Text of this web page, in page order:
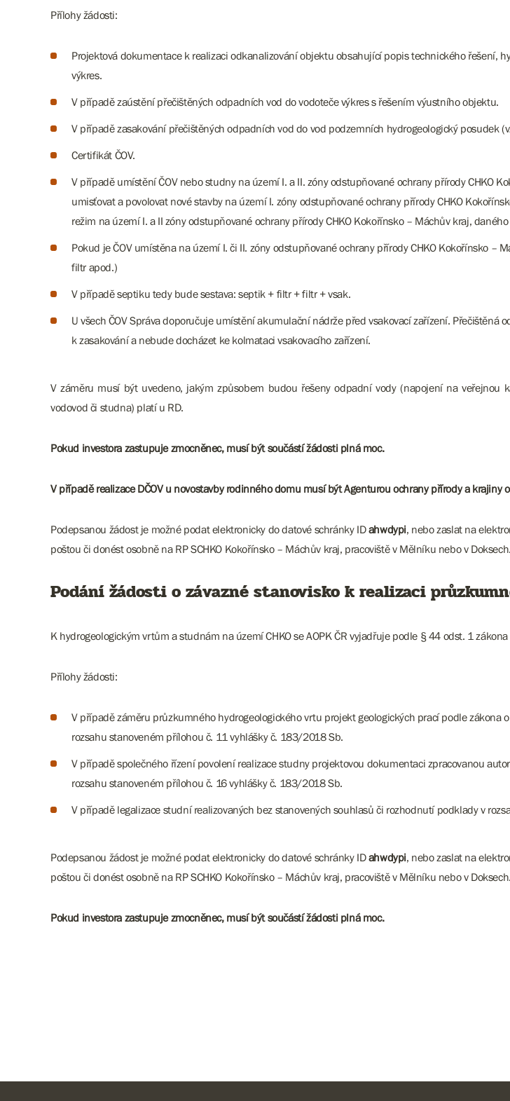
Přílohy žádosti:
Projektová dokumentace k realizaci odkanalizování objektu obsahující popis technického řešení,
výkres.
V případě zaústění přečištěných odpadních vod do vodoteče výkres s řešením výustního objektu.
V případě zasakování přečištěných odpadních vod do vod podzemních hydrogeologický posudek
Certifikát ČOV.
V případě umístění ČOV nebo studny na území I. a II. zóny odstupňované ochrany přírody CHKO
umisťovat a povolovat nové stavby na území I. zóny odstupňované ochrany přírody CHKO
režim na území I. a II zóny odstupňované ochrany přírody CHKO Kokořínsko – Máchův kraj,
Pokud je ČOV umístěna na území I. či II. zóny odstupňované ochrany přírody CHKO Kokořínsko
filtr apod.)
V případě septiku tedy bude sestava: septik + filtr + filtr + vsak.
U všech ČOV Správa doporučuje umístění akumulační nádrže před vsakovací zařízení.
k zasakování a nebude docházet ke kolmataci vsakovacího zařízení.
​​​​​​​V záměru musí být uvedeno, jakým způsobem budou řešeny odpadní vody (napojení na veřejnou
vodovod či studna) platí u RD.
Pokud investora zastupuje zmocněnec, musí být součástí žádosti plná moc.
V případě realizace DČOV u novostavby rodinného domu musí být Agenturou ochrany přírody a
Podepsanou žádost je možné podat elektronicky do datové schránky IDahwdypi, nebo zaslat na
poštou či donést osobně na RP SCHKO Kokořínsko – Máchův kraj, pracoviště v Mělníku nebo v Doksech.
Podání žádosti o závazné stanovisko k realizaci
K hydrogeologickým vrtům a studnám na území CHKO se AOPK ČR vyjadřuje podle § 44 odst. 1
Přílohy žádosti:
V případě záměru průzkumného hydrogeologického vrtu projekt geologických prací podle zákona
rozsahu stanoveném přílohou č. 11 vyhlášky č. 183/2018 Sb.
V případě společného řízení povolení realizace studny projektovou dokumentaci zpracovanou
rozsahu stanoveném přílohou č. 16 vyhlášky č. 183/2018 Sb.
V případě legalizace studní realizovaných bez stanovených souhlasů či rozhodnutí podklady v
Podepsanou žádost je možné podat elektronicky do datové schránky IDahwdypi, nebo zaslat na
poštou či donést osobně na RP SCHKO Kokořínsko – Máchův kraj, pracoviště v Mělníku nebo v Doksech.
Pokud investora zastupuje zmocněnec, musí být součástí žádosti plná moc.